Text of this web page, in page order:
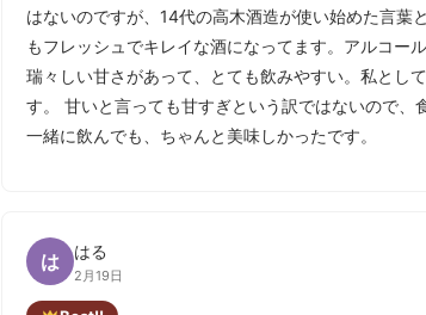
はないのですが、14代の高木酒造が使い始めた言葉
もフレッシュでキレイな酒になってます。アルコー
瑞々しい甘さがあって、とても飲みやすい。私とし
す。 甘いと言っても甘すぎという訳ではないので、
一緒に飲んでも、ちゃんと美味しかったです。
は はる
2月19日